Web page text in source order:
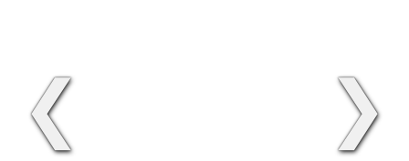
❮ ❯